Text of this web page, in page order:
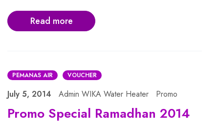
Read more
PEMANAS AIR VOUCHER
July 5, 2014 Admin WIKA Water Heater Promo
Promo Special Ramadhan 2014